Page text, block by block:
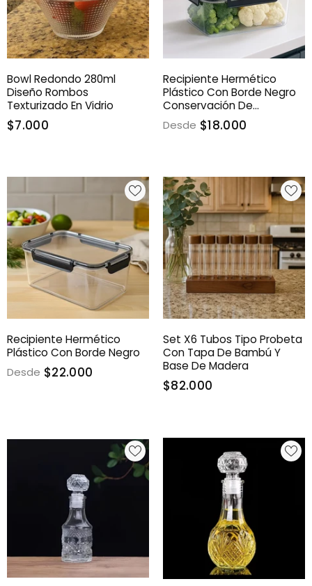
Bowl Redondo 280ml
Diseño Rombos
Texturizado En Vidrio
$7.000
Recipiente Hermético
Plástico Con Borde Negro
Conservación De
Alimentos
Desde $18.000
Recipiente Hermético
Plástico Con Borde Negro
Desde $22.000
Set X6 Tubos Tipo Probeta
Con Tapa De Bambú Y
Base De Madera
$82.000